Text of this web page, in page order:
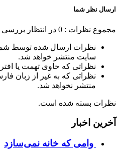
ارسال نظر شما
مجموع نظرات : 0 در انتظار بررسی :
نظرات ارسال شده توسط
سایت منتشر خواهد شد.
نظراتی که حاوی تهمت یا
نظراتی که به غیر از زبان
منتشر نخواهد شد.
نظرات بسته شده است.
آخرین اخبار
وامی که خانه نمی‌سازد